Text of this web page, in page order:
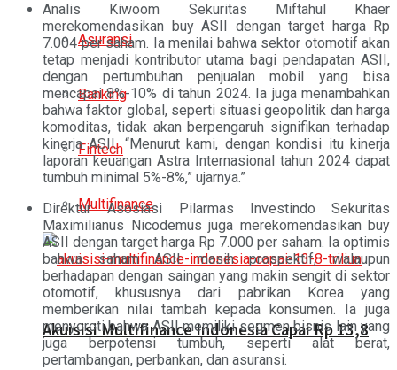
Asuransi
Banking
Fintech
Multifinance
Akuisisi Multifinance Indonesia Capai Rp 13,8
Analis Kiwoom Sekuritas Miftahul Khaer
merekomendasikan buy ASII dengan target harga Rp
7.004 per saham. Ia menilai bahwa sektor otomotif akan
tetap menjadi kontributor utama bagi pendapatan ASII,
dengan pertumbuhan penjualan mobil yang bisa
mencapai 8%-10% di tahun 2024. Ia juga menambahkan
bahwa faktor global, seperti situasi geopolitik dan harga
komoditas, tidak akan berpengaruh signifikan terhadap
kinerja ASII. “Menurut kami, dengan kondisi itu kinerja
laporan keuangan Astra Internasional tahun 2024 dapat
tumbuh minimal 5%-8%,” ujarnya.”
Direktur Asosiasi Pilarmas Investindo Sekuritas
Maximilianus Nicodemus juga merekomendasikan buy
ASII dengan target harga Rp 7.000 per saham. Ia optimis
bahwa saham ASII masih prospektif, walaupun
berhadapan dengan saingan yang makin sengit di sektor
otomotif, khususnya dari pabrikan Korea yang
memberikan nilai tambah kepada konsumen. Ia juga
menyoroti bahwa ASII memiliki segmen bisnis lain yang
juga berpotensi tumbuh, seperti alat berat,
pertambangan, perbankan, dan asuransi.